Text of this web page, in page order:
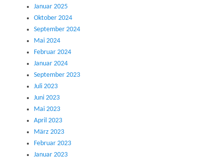
Januar 2025
Oktober 2024
September 2024
Mai 2024
Februar 2024
Januar 2024
September 2023
Juli 2023
Juni 2023
Mai 2023
April 2023
März 2023
Februar 2023
Januar 2023